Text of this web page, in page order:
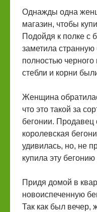
Однажды одна
магазин, чтобы
Подойдя к полке с
заметила
полностью черного
стебли и корни
Женщина
что это такой за
бегонии. Продавец
королевская
удивилась, но, не
купила эту
Придя домой в
новоиспеченную
Так как был вечер,